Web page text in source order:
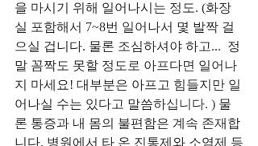
을 마시기 위해 일어나시는 정도. (화장
실 포함해서 7~8번 일어나서 몇 발짝 걸
으실 겁니다. 물론 조심하셔야 하고...  정
말 꼼짝도 못할 정도로 아프다면 일어나
지 마세요! 대부분은 아프고 힘들지만 일
어나실 수는 있다고 말씀하십니다. ) 물
론 통증과 내 몸의 불편함은 계속 존재합
니다. 병원에서 타 온 진통제와 소염제 등